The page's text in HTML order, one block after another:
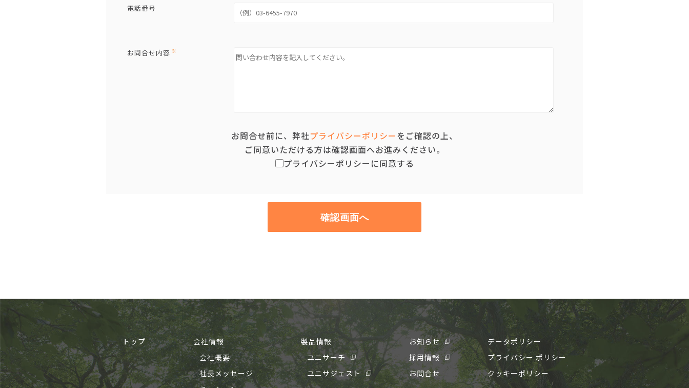
電話番号
お問合せ内容 ※
お問合せ前に、弊社プライバシーポリシー をご確認の上、
ご同意いただける方は確認画面へお進みください。
プライバシーポリシーに同意する
確認画面へ
トップ
会社情報
会社概要
社長メッセージ
製品情報
ユニサーチ
ユニサジェスト
お知らせ
採用情報
お問合せ
データポリシー
プライバシー ポリシー
クッキーポリシー